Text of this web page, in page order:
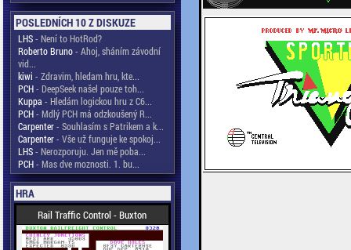
POSLEDNÍCH 10 Z DISKUZE
LHS- Není to HotRod?
Roberto Bruno- Ahoj, sháním závodní
vid...
kiwi - Zdravim, hledam hru, kte...
PCH- DeepSeek našel pouze toh...
Kuppa - Hledám logickou hru z C6...
PCH- Mdlý PCH má odzkoušený R...
Carpenter- Souhlasím s Patrikem a k...
Carpenter- Vše už funguje ke spokoj...
LHS- Nerozporuju. Jen mě poba...
PCH- Mas dve moznosti. 1. bu...
HRA
Rail Traffic Control - Buxton